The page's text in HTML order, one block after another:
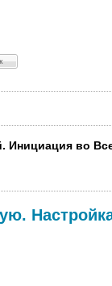
Инициация во